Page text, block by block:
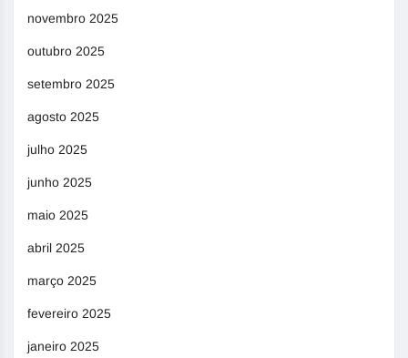
novembro 2025
outubro 2025
setembro 2025
agosto 2025
julho 2025
junho 2025
maio 2025
abril 2025
março 2025
fevereiro 2025
janeiro 2025